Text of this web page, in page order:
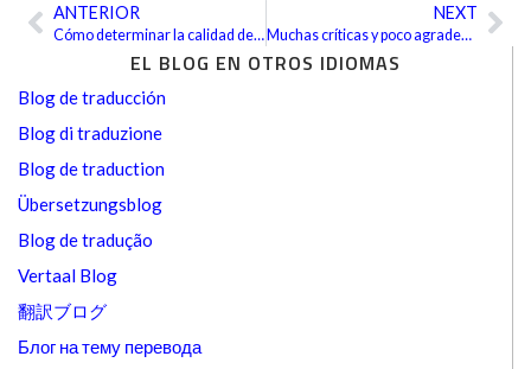
EL BLOG EN OTROS IDIOMAS
Blog de traducción
Blog di traduzione
Blog de traduction
Übersetzungsblog
Blog de tradução
Vertaal Blog
翻訳ブログ
Блог на тему перевода
AntANTERIOR
Cómo determinar la calidad de una traducción
NEXT
Muchas críticas y poco agradecimiento